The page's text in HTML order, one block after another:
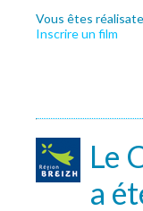
Vous êtes
Inscrire un film
Le
a